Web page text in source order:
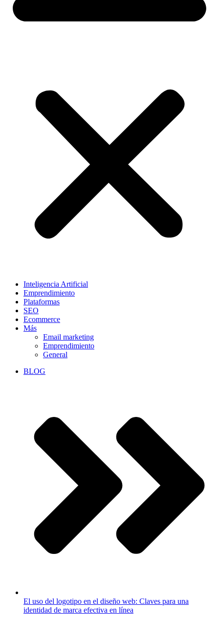
Inteligencia Artificial
Emprendimiento
Plataformas
SEO
Ecommerce
Más
Email marketing
Emprendimiento
General
BLOG
El uso del logotipo en el diseño web: Claves para una
identidad de marca efectiva en línea